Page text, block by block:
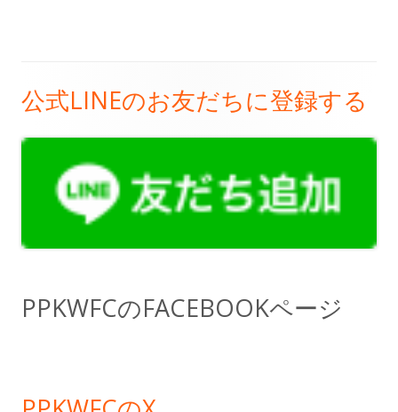
メ
イ
イ
ド
公式LINEのお友だちに登録する
PPKWFCのFACEBOOKページ